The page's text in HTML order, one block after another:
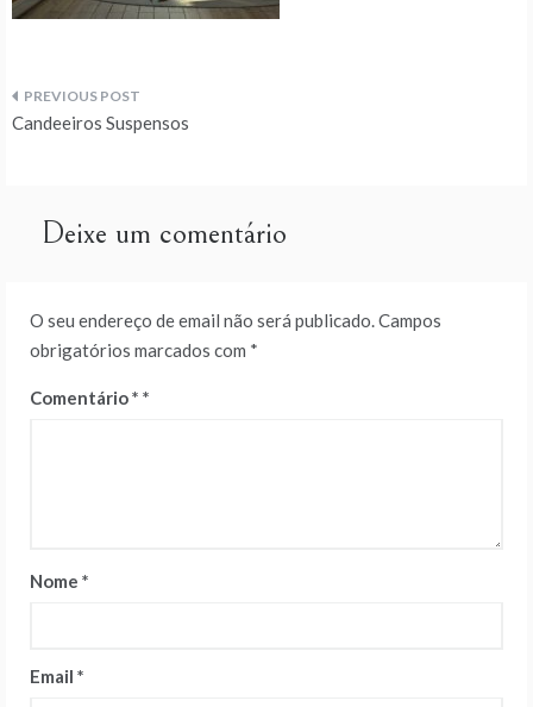
Navegação
artigos
Candeeiros Suspensos
Deixe um comentário
O seu endereço de email não será publicado.Campos
obrigatórios marcados com *
Comentário*
Nome *
Email *